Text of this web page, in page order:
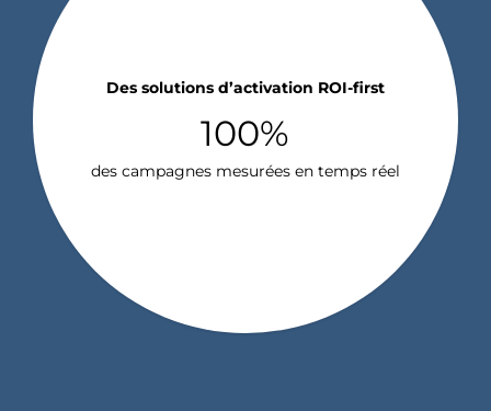
Des solutions d’activation ROI-first
100%
des campagnes mesurées en temps réel